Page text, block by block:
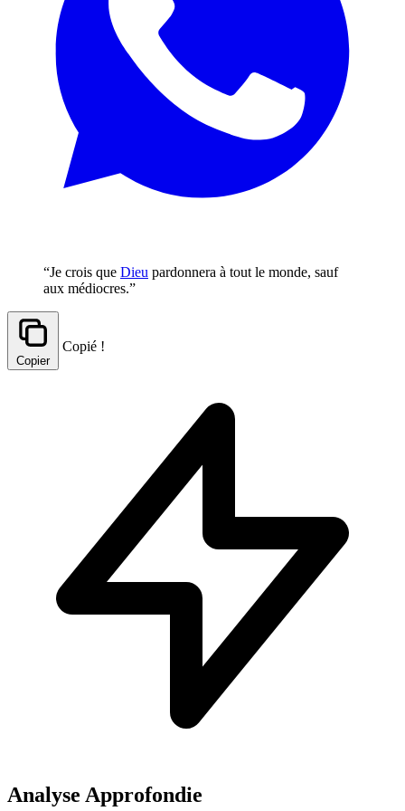
“Je crois que Dieu pardonnera à tout le monde, sauf
aux médiocres.”
Copier
Copié !
Analyse Approfondie